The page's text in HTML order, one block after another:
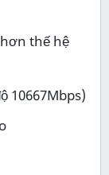
thế hệ
10667Mbps)